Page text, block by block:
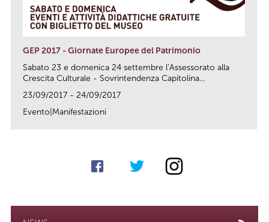
GEP 2017 - Giornate Europee del Patrimonio
Sabato 23 e domenica 24 settembre l’Assessorato alla
Crescita Culturale - Sovrintendenza Capitolina...
23/09/2017 - 24/09/2017
Evento|Manifestazioni